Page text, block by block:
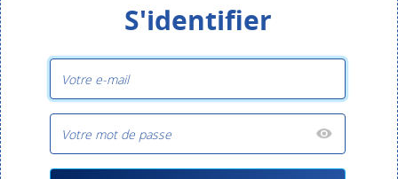
S'identifier